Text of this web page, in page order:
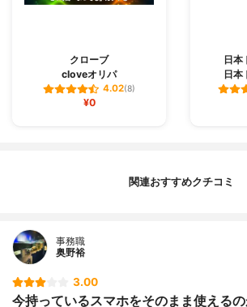
クローブ
cloveオリパ
4.02(8)
¥0
日本
日本
関連おすすめクチコミ
事務職
奥野裕
3.00
今持っているスマホをそのまま使える